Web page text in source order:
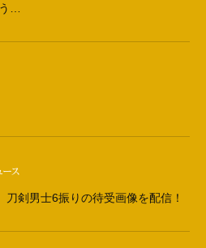
…
ース
剣男士6振りの待受画像を配信！